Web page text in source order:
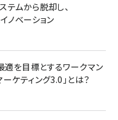
テムから脱却し、
ノベーション
適を目標とするワークマン
ケティング3.0」とは？